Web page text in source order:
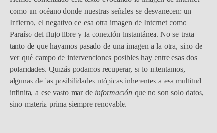
como un océano donde nuestras señales se desvanecen: un
Infierno, el negativo de esa otra imagen de Internet como
Paraíso del flujo libre y la conexión instantánea. No se trata
tanto de que hayamos pasado de una imagen a la otra, sino de
ver qué campo de intervenciones posibles hay entre esas dos
polaridades. Quizás podamos recuperar, si lo intentamos,
algunas de las posibilidades utópicas inherentes a esa multitud
infinita, a ese vasto mar de informaciónque no son solo datos,
sino materia prima siempre renovable.